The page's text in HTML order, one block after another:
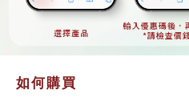
如何購買